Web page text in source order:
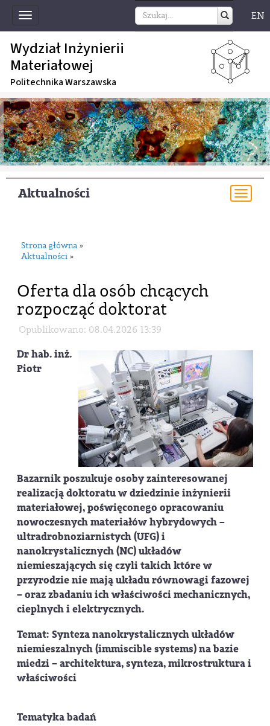
Toggle
navigation
EN
Wydział Inżynierii
Materiałowej
Politechnika Warszawska
Aktualności
Strona główna »
Aktualności »
Oferta dla osób chcących
rozpocząć doktorat
Opublikowano: 08.04.2026 13:39
Dr hab. inż.
Piotr
Bazarnik poszukuje osoby zainteresowanej
realizacją doktoratu w dziedzinie inżynierii
materiałowej, poświęconego opracowaniu
nowoczesnych materiałów hybrydowych –
ultradrobnoziarnistych (UFG) i
nanokrystalicznych (NC) układów
niemieszających się czyli takich które w
przyrodzie nie mają układu równowagi fazowej
– oraz zbadaniu ich właściwości mechanicznych,
cieplnych i elektrycznych.
Temat: Synteza nanokrystalicznych układów
niemieszalnych (immiscible systems) na bazie
miedzi – architektura, synteza, mikrostruktura i
właściwości
Tematyka badań